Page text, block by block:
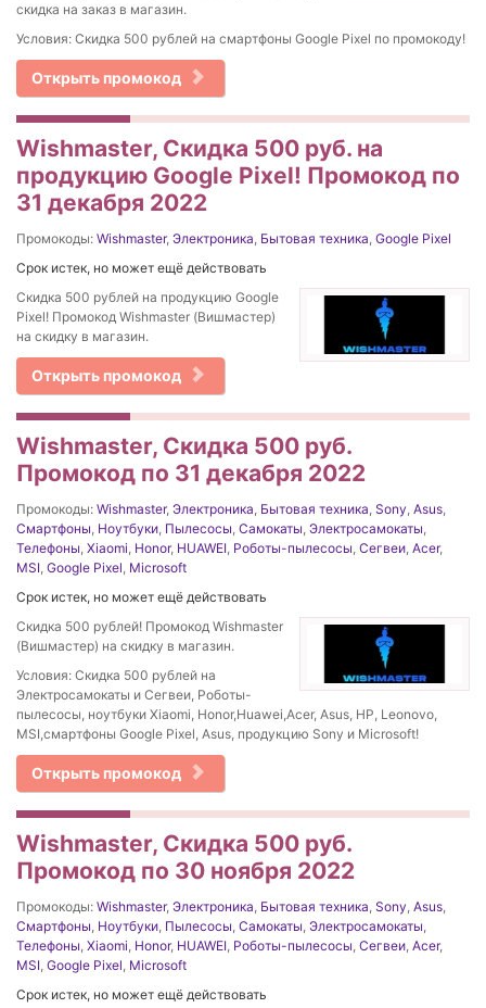
скидка на заказ в магазин.
Условия: Скидка 500 рублей на смартфоны Google Pixel по промокоду!
Открыть промокод
Wishmaster, Скидка 500 руб. на
продукцию Google Pixel! Промокод по
31 декабря 2022
Промокоды: Wishmaster, Электроника, Бытовая техника, Google Pixel
Срок истек, но может ещё действовать
Скидка 500 рублей на продукцию Google
Pixel! Промокод Wishmaster (Вишмастер)
на скидку в магазин.
Открыть промокод
Wishmaster, Скидка 500 руб.
Промокод по 31 декабря 2022
Промокоды: Wishmaster, Электроника, Бытовая техника, Sony, Asus,
Смартфоны, Ноутбуки, Пылесосы, Самокаты, Электросамокаты,
Телефоны, Xiaomi, Honor, HUAWEI, Роботы-пылесосы, Сегвеи, Acer,
MSI, Google Pixel, Microsoft
Срок истек, но может ещё действовать
Скидка 500 рублей! Промокод Wishmaster
(Вишмастер) на скидку в магазин.
Условия: Скидка 500 рублей на
Электросамокаты и Сегвеи, Роботы-
пылесосы, ноутбуки Xiaomi, Honor,Huawei,Acer, Asus, HP, Leonovo,
MSI,смартфоны Google Pixel, Asus, продукцию Sony и Microsoft!
Открыть промокод
Wishmaster, Скидка 500 руб.
Промокод по 30 ноября 2022
Промокоды: Wishmaster, Электроника, Бытовая техника, Sony, Asus,
Смартфоны, Ноутбуки, Пылесосы, Самокаты, Электросамокаты,
Телефоны, Xiaomi, Honor, HUAWEI, Роботы-пылесосы, Сегвеи, Acer,
MSI, Google Pixel, Microsoft
Срок истек, но может ещё действовать